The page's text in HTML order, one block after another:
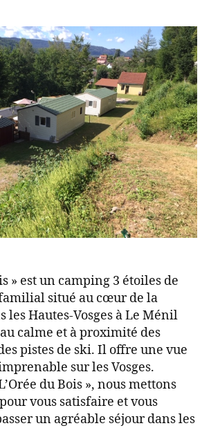
» est un camping 3 étoiles de
situé au cœur de la
les Hautes-Vosges à Le Ménil
calme et à proximité des
pistes de ski. Il offre une vue
sur les Vosges.
du Bois », nous mettons
vous satisfaire et vous
un agréable séjour dans les